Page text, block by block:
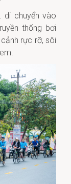
di chuyển vào
thống bơi
rực rỡ, sôi